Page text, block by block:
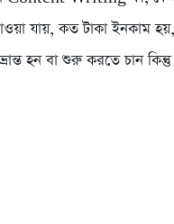
যায়, কত টাকা ইনকাম
হন বা শুরু করতে চান